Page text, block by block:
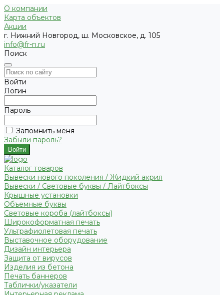
О компании
Карта объектов
Акции
г. Нижний Новгород, ш. Московское, д. 105
info@fr-n.ru
Поиск
Войти
Логин
Пароль
Запомнить меня
Забыли пароль?
Каталог товаров
Вывески нового поколения / Жидкий акрил
Вывески / Световые буквы / Лайтбоксы
Крышные установки
Объемные буквы
Световые короба (лайтбоксы)
Широкоформатная печать
Ультрафиолетовая печать
Выставочное оборудование
Дизайн интерьера
Защита от вирусов
Изделия из бетона
Печать баннеров
Таблички/указатели